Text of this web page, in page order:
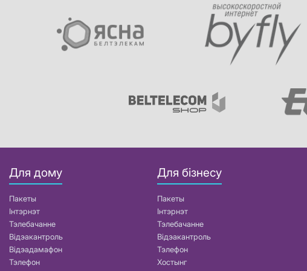
Для дому
Пакеты
Інтэрнэт
Тэлебачанне
Відэакантроль
Відэадамафон
Тэлефон
Для бізнесу
Пакеты
Інтэрнэт
Тэлебачанне
Відэакантроль
Тэлефон
Хостынг